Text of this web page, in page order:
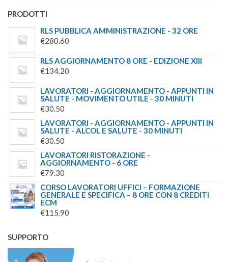
PRODOTTI
RLS PUBBLICA AMMINISTRAZIONE - 32 ORE
€280.60
RLS AGGIORNAMENTO 8 ORE - EDIZIONE XIII
€134.20
LAVORATORI - AGGIORNAMENTO - APPUNTI IN
SALUTE - MOVIMENTO UTILE - 30 MINUTI
€30.50
LAVORATORI - AGGIORNAMENTO - APPUNTI IN
SALUTE - ALCOL E SALUTE - 30 MINUTI
€30.50
LAVORATORI RISTORAZIONE -
AGGIORNAMENTO - 6 ORE
€79.30
CORSO LAVORATORI UFFICI – FORMAZIONE
GENERALE E SPECIFICA – 8 ORE CON 8 CREDITI
ECM
€115.90
SUPPORTO